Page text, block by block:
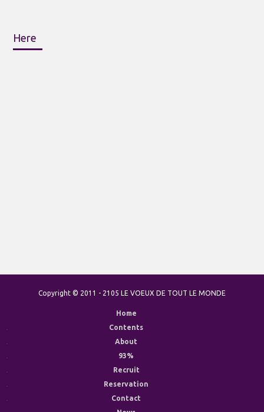
Here
Copyright © 2011 - 2105 LE VOEUX DE TOUT LE MONDE
Home
Contents
About
93%
Recruit
Reservation
Contact